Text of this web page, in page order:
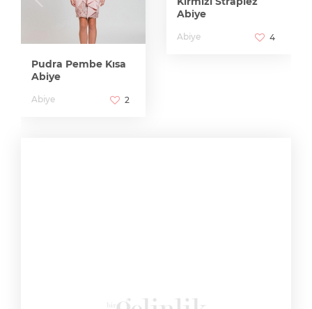
Pudra Pembe Kısa
Abiye
Abiye 2
Abiye
Abiye 4